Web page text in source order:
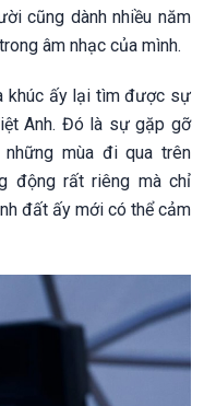
cũng dành nhiều năm
âm nhạc của mình.
khúc ấy lại tìm được sự
Anh. Đó là sự gặp gỡ
mùa đi qua trên
động rất riêng mà chỉ
đất ấy mới có thể cảm